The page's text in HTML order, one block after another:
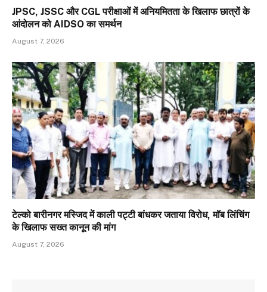
JPSC, JSSC और CGL परीक्षाओं में अनियमितता के खिलाफ छात्रों के
आंदोलन को AIDSO का समर्थन
August 7, 2026
टेल्को बारीनगर मस्जिद में काली पट्टी बांधकर जताया विरोध, मॉब लिंचिंग
के खिलाफ सख्त कानून की मांग
August 7, 2026